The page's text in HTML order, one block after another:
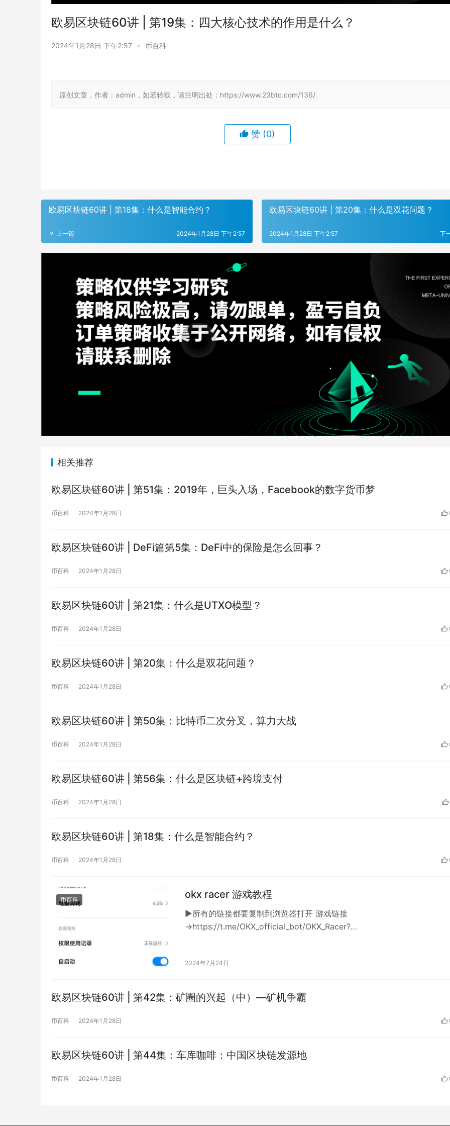
欧易区块链60讲 | 第19集：四大核心技术的作用是什么？
2024年1月28日 下午2:57 • 币百科
原创文章，作者：admin，如若转载，请注明出处：https://www.23btc.com/136/
赞 (0)
欧易区块链60讲 | 第18集：什么是智能合约？
上一篇 2024年1月28日 下午2:57
欧易区块链60讲 | 第20集：什么是双花问题？
下
2024年1月28日 下午2:57
相关推荐
欧易区块链60讲 | 第51集：2019年，巨头入场，Facebook的数字货币梦
币百科 2024年1月28日
欧易区块链60讲 | DeFi篇第5集：DeFi中的保险是怎么回事？
币百科 2024年1月28日
欧易区块链60讲 | 第21集：什么是UTXO模型？
币百科 2024年1月28日
欧易区块链60讲 | 第20集：什么是双花问题？
币百科 2024年1月28日
欧易区块链60讲 | 第50集：比特币二次分叉，算力大战
币百科 2024年1月28日
欧易区块链60讲 | 第56集：什么是区块链+跨境支付
币百科 2024年1月28日
欧易区块链60讲 | 第18集：什么是智能合约？
币百科 2024年1月28日
币百科 okx racer 游戏教程
▶所有的链接都要复制到浏览器打开 游戏链接
→https://t.me/OKX_official_bot/OKX_Racer?
2024年7月24日
欧易区块链60讲 | 第42集：矿圈的兴起（中）—矿机争霸
币百科 2024年1月28日
欧易区块链60讲 | 第44集：车库咖啡：中国区块链发源地
币百科 2024年1月28日